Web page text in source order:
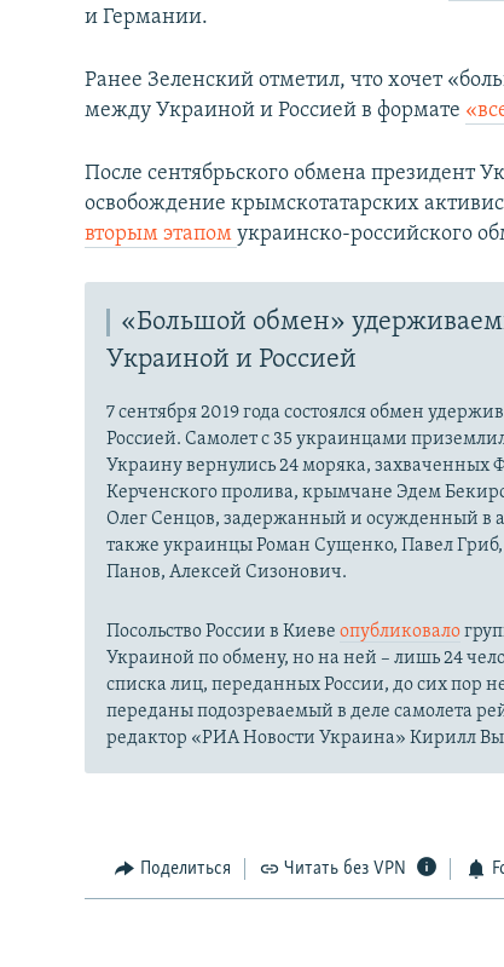
и Германии.
Ранее Зеленский отметил, что хочет
между Украиной и Россией в формате
После сентябрьского обмена президент
освобождение крымскотатарских
вторым этапомукраинско-российского
«Большой обмен»
Украиной и Россией
7 сентября 2019 года состоялся обмен
Россией. Самолет с 35 украинцами
Украину вернулись 24 моряка, захваченных
Керченского пролива, крымчане Эдем
Олег Сенцов, задержанный и осужденный в
также украинцы Роман Сущенко, Павел
Панов, Алексей Сизонович.
Посольство России в Киевеопубликовало
Украиной по обмену, но на ней – лишь 24
списка лиц, переданных России, до сих пор
переданы подозреваемый в деле самолета
редактор «РИА Новости Украина» Кирилл
Поделиться Читать без VPN